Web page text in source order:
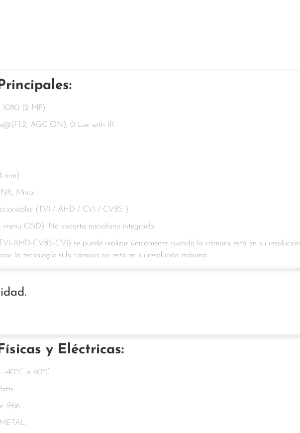
1080 (2 MP)
AGC ON), 0 Lux with IR.
mm)
Mirror
(TVI / AHD / CVI / CVBS ).
menu OSD). No soporta micrófono integrado.
AHD-CVBS-CVI) se puede realizar únicamente cuando la cámara está en su resolución
la tecnología si la cámara no esta en su resolución máxima.
y Eléctricas:
-40ºC a 60ºC.
IP66